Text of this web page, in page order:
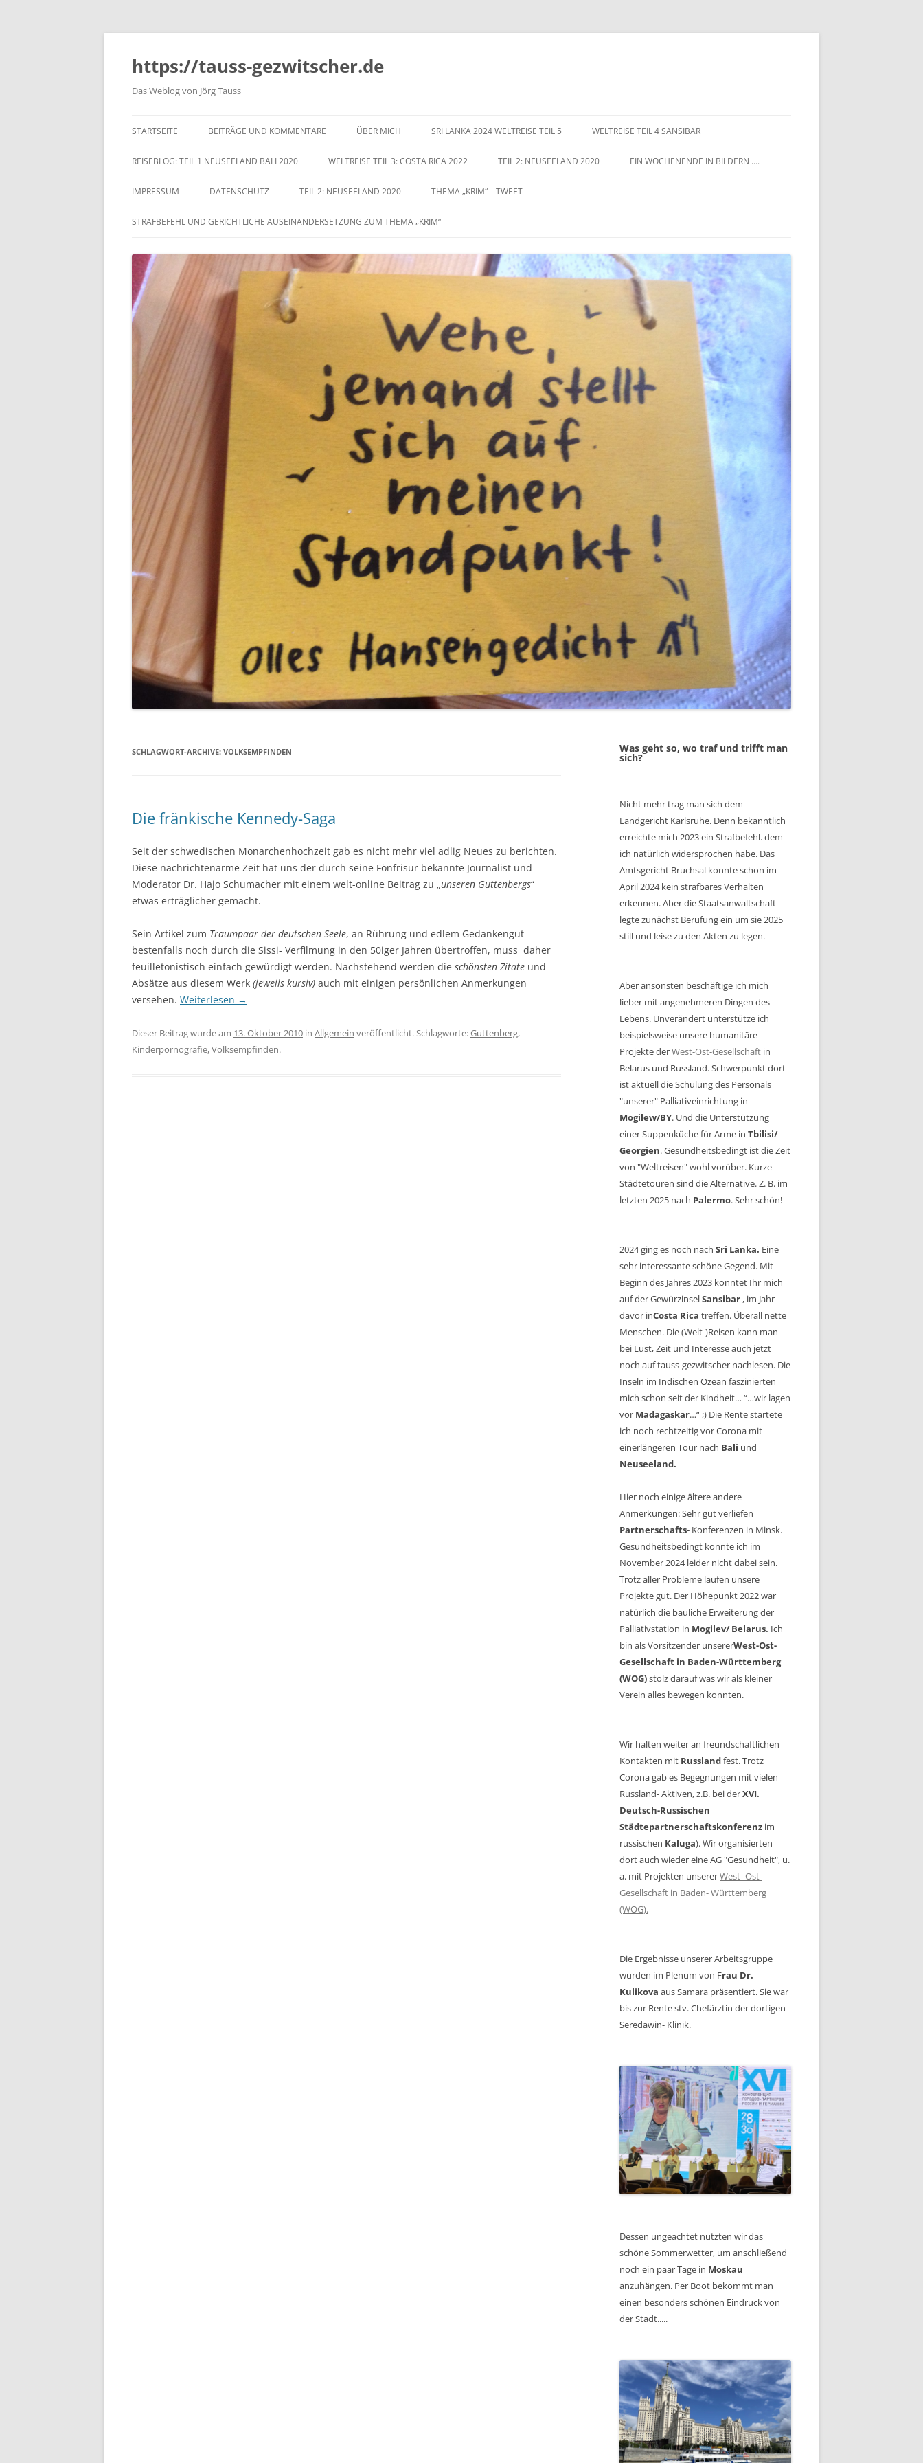
https://tauss-gezwitscher.de
Das Weblog von Jörg Tauss
Inhalt
STARTSEITE BEITRÄGE UND KOMMENTARE ÜBER MICH SRI LANKA 2024 WELTREISE TEIL 5 WELTREISE TEIL 4 SANSIBAR
REISEBLOG: TEIL 1 NEUSEELAND BALI 2020 WELTREISE TEIL 3: COSTA RICA 2022 TEIL 2: NEUSEELAND 2020 EIN WOCHENENDE IN BILDERN ….
IMPRESSUM DATENSCHUTZ TEIL 2: NEUSEELAND 2020 THEMA „KRIM“ – TWEET
STRAFBEFEHL UND GERICHTLICHE AUSEINANDERSETZUNG ZUM THEMA „KRIM“
SCHLAGWORT-ARCHIVE: VOLKSEMPFINDEN
Die fränkische Kennedy-Saga
Seit der schwedischen Monarchenhochzeit gab es nicht mehr viel adlig Neues zu berichten.
Diese nachrichtenarme Zeit hat uns der durch seine Fönfrisur bekannte Journalist und
Moderator Dr. Hajo Schumacher mit einem welt-online Beitrag zu „unseren Guttenbergs“
etwas erträglicher gemacht.
Sein Artikel zum Traumpaar der deutschen Seele, an Rührung und edlem Gedankengut
bestenfalls noch durch die Sissi- Verfilmung in den 50iger Jahren übertroffen, muss daher
feuilletonistisch einfach gewürdigt werden. Nachstehend werden die schönsten Zitate und
Absätze aus diesem Werk (jeweils kursiv) auch mit einigen persönlichen Anmerkungen
versehen. Weiterlesen →
Dieser Beitrag wurde am 13. Oktober 2010 in Allgemein veröffentlicht. Schlagworte:Guttenberg,
Kinderpornografie,Volksempfinden.
Was geht so, wo traf und trifft man
sich?
Nicht mehr trag man sich dem
Landgericht Karlsruhe. Denn bekanntlich
erreichte mich 2023 ein Strafbefehl. dem
ich natürlich widersprochen habe. Das
Amtsgericht Bruchsal konnte schon im
April 2024 kein strafbares Verhalten
erkennen. Aber die Staatsanwaltschaft
legte zunächst Berufung ein um sie 2025
still und leise zu den Akten zu legen.
Aber ansonsten beschäftige ich mich
lieber mit angenehmeren Dingen des
Lebens. Unverändert unterstütze ich
beispielsweise unsere humanitäre
Projekte derWest-Ost-Gesellschaft in
Belarus und Russland. Schwerpunkt dort
ist aktuell die Schulung des Personals
"unserer" Palliativeinrichtung in
Mogilew/BY. Und die Unterstützung
einer Suppenküche für Arme in Tbilisi/
Georgien. Gesundheitsbedingt ist die Zeit
von "Weltreisen" wohl vorüber. Kurze
Städtetouren sind die Alternative. Z. B. im
letzten 2025 nach Palermo. Sehr schön!
2024 ging es noch nach Sri Lanka. Eine
sehr interessante schöne Gegend. Mit
Beginn des Jahres 2023 konntet Ihr mich
auf der GewürzinselSansibar , im Jahr
davor inCosta Rica treffen. Überall nette
Menschen. Die (Welt-)Reisen kann man
bei Lust, Zeit und Interesse auch jetzt
noch auf tauss-gezwitscher nachlesen. Die
Inseln im Indischen Ozean faszinierten
mich schon seit der Kindheit… “…wir lagen
vor Madagaskar…“ ;) Die Rente startete
ich noch rechtzeitig vor Corona mit
einerlängeren Tour nach Bali und
Neuseeland.
Hier noch einige ältere andere
Anmerkungen: Sehr gut verliefen
Partnerschafts- Konferenzen in Minsk.
Gesundheitsbedingt konnte ich im
November 2024 leider nicht dabei sein.
Trotz aller Probleme laufen unsere
Projekte gut. Der Höhepunkt 2022 war
natürlich die bauliche Erweiterung der
Palliativstation in Mogilev/ Belarus. Ich
bin als Vorsitzender unsererWest-Ost-
Gesellschaft in Baden-Württemberg
(WOG)stolz darauf was wir als kleiner
Verein alles bewegen konnten.
Wir halten weiter an freundschaftlichen
Kontakten mit Russlandfest. Trotz
Corona gab es Begegnungen mit vielen
Russland- Aktiven, z.B. bei derXVI.
Deutsch-Russischen
Städtepartnerschaftskonferenz im
russischen Kaluga). Wir organisierten
dort auch wieder eine AG "Gesundheit", u.
a. mit Projekten unsererWest- Ost-
Gesellschaft in Baden- Württemberg
(WOG).
Die Ergebnisse unserer Arbeitsgruppe
wurden im Plenum von Frau Dr.
Kulikova aus Samara präsentiert. Sie war
bis zur Rente stv. Chefärztin der dortigen
Seredawin- Klinik.
Dessen ungeachtet nutzten wir das
schöne Sommerwetter, um anschließend
noch ein paar Tage in Moskau
anzuhängen. Per Boot bekommt man
einen besonders schönen Eindruck von
der Stadt.....